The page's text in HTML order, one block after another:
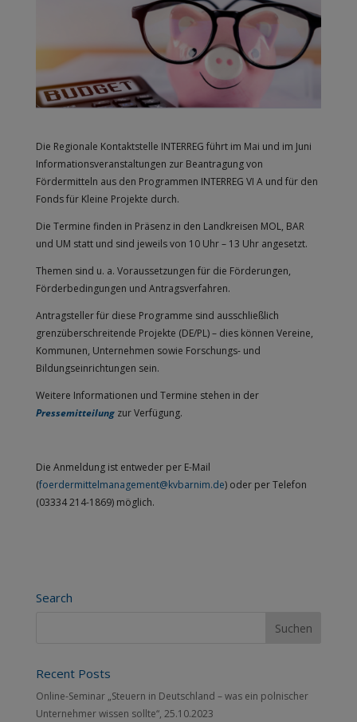
Die Regionale Kontaktstelle INTERREG führt im Mai und im Juni
Informationsveranstaltungen zur Beantragung von
Fördermitteln aus den Programmen INTERREG VI A und für den
Fonds für Kleine Projekte durch.
Die Termine finden in Präsenz in den Landkreisen MOL, BAR
und UM statt und sind jeweils von 10 Uhr – 13 Uhr angesetzt.
Themen sind u. a. Voraussetzungen für die Förderungen,
Förderbedingungen und Antragsverfahren.
Antragsteller für diese Programme sind ausschließlich
grenzüberschreitende Projekte (DE/PL) – dies können Vereine,
Kommunen, Unternehmen sowie Forschungs- und
Bildungseinrichtungen sein.
Weitere Informationen und Termine stehen in der
Pressemitteilungzur Verfügung.
Die Anmeldung ist entweder per E-Mail
(foerdermittelmanagement@kvbarnim.de) oder per Telefon
(03334 214-1869) möglich.
Search
Recent Posts
Online-Seminar „Steuern in Deutschland – was ein polnischer
Unternehmer wissen sollte“, 25.10.2023